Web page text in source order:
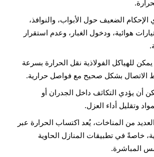
الإحكام الضعيف حول الأبواب، والنوافذ،
هوائية، ودخول الغبار، وعدم استقرار
يمكن للهياكل الفولاذية نقل الحرارة بسرعة
الاتصال بشكل صحيح مع فواصل حرارية.
أن يؤدي التكاثف داخل الجدران أو
وتقليل أداء العزل.
من المناخات، يُعد اكتساب الحرارة عبر
خاصةً في تطبيقات المنازل الحاوية
المباشرة.